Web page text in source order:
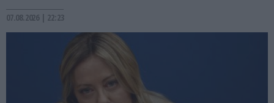
07.08.2026 | 22:23